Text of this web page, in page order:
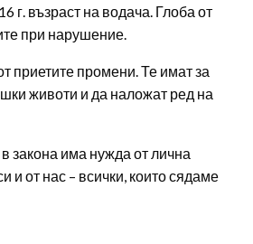
г. възраст на водача. Глоба от
при нарушение.
приетите промени. Те имат за
животи и да наложат ред на
закона има нужда от лична
и от нас – всички, които сядаме